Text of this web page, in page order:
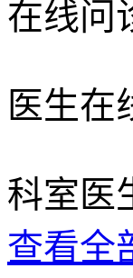
在线问
医生在
科室医
查看全